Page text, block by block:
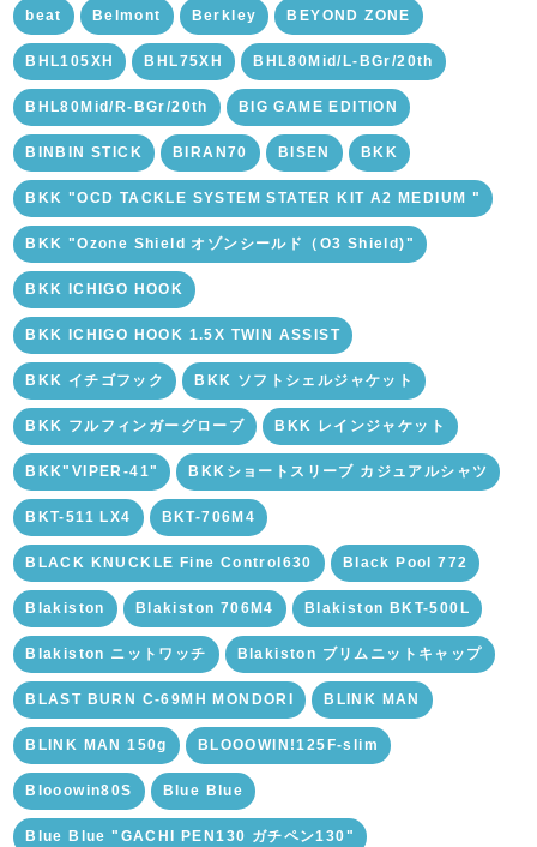
beat Belmont Berkley BEYOND ZONE
BHL105XH BHL75XH BHL80Mid/L-BGr/20th
BHL80Mid/R-BGr/20th BIG GAME EDITION
BINBIN STICK BIRAN70 BISEN BKK
BKK "OCD TACKLE SYSTEM STATER KIT A2 MEDIUM "
BKK "Ozone Shield オゾンシールド（O3 Shield)"
BKK ICHIGO HOOK
BKK ICHIGO HOOK 1.5X TWIN ASSIST
BKK イチゴフック BKK ソフトシェルジャケット
BKK フルフィンガーグローブ BKK レインジャケット
BKK"VIPER-41" BKKショートスリーブ カジュアルシャツ
BKT-511 LX4 BKT-706M4
BLACK KNUCKLE Fine Control630 Black Pool 772
Blakiston Blakiston 706M4 Blakiston BKT-500L
Blakiston ニットワッチ Blakiston ブリムニットキャップ
BLAST BURN C-69MH MONDORI BLINK MAN
BLINK MAN 150g BLOOOWIN!125F-slim
Blooowin80S Blue Blue
Blue Blue "GACHI PEN130 ガチペン130"